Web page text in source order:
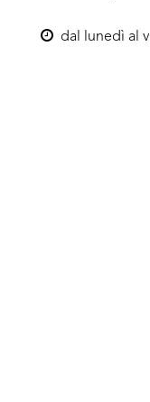
dal lunedì al